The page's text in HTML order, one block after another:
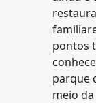
pontos
parque
meio